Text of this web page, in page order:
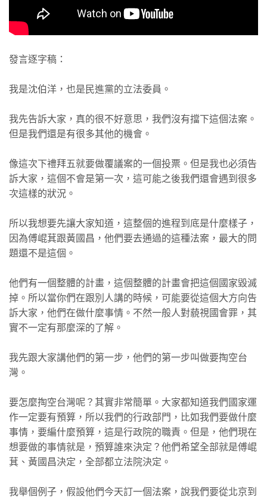
發言逐字稿：
我是沈伯洋，也是民進黨的立法委員。
我先告訴大家，真的很不好意思，我們沒有擋下這個法案。
但是我們還是有很多其他的機會。
像這次下禮拜五就要做覆議案的一個投票。但是我也必須告
訴大家，這個不會是第一次，這可能之後我們還會遇到很多
次這樣的狀況。
所以我想要先讓大家知道，這整個的進程到底是什麼樣子，
因為傅崐萁跟黃國昌，他們要去通過的這種法案，最大的問
題還不是這個。
他們有一個整體的計畫，這個整體的計畫會把這個國家毀滅
掉。所以當你們在跟別人講的時候，可能要從這個大方向告
訴大家，他們在做什麼事情。不然一般人對藐視國會罪，其
實不一定有那麼深的了解。
我先跟大家講他們的第一步，他們的第一步叫做要掏空台
灣。
要怎麼掏空台灣呢？其實非常簡單。大家都知道我們國家運
作一定要有預算，所以我們的行政部門，比如我們要做什麼
事情，要編什麼預算，這是行政院的職責。但是，他們現在
想要做的事情就是，預算誰來決定？他們希望全部就是傅崐
萁、黃國昌決定，全部都立法院決定。
我舉個例子，假設他們今天訂一個法案，說我們要從北京到